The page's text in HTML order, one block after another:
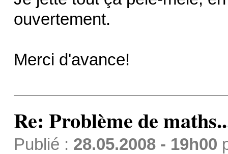
ouvertement.
Merci d'avance!
Re: Problème de
Publié : 28.05.2008 - 19h00